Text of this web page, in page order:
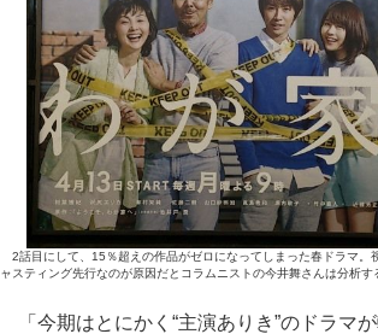
2話目にして、15％超えの作品がゼロになってしまった春ドラマ。
ャスティング先行なのが原因だとコラムニストの今井舞さんは分析す
「今期はとにかく“主演ありき”のドラマ